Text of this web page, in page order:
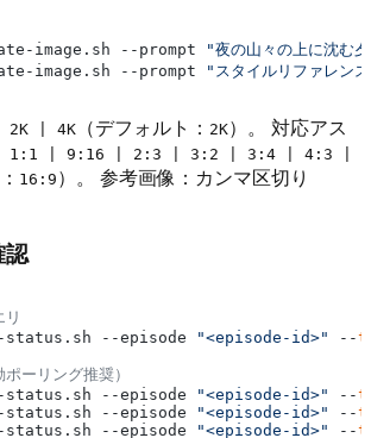
image.sh --prompt
"夜の山々の上に沈む
image.sh --prompt "スタイルリファレン
2K | 4K （デフォルト： 2K）。 対応アス
1:1 | 9:16 | 2:3 | 3:2 | 3:4 | 4:3 |
16:9 ）。 参考画像：カンマ区切り
認
status.sh --episode "<episode-id>" --
ーリング推奨）
status.sh --episode "<episode-id>" --
status.sh --episode "<episode-id>" --
status.sh --episode "<episode-id>" --